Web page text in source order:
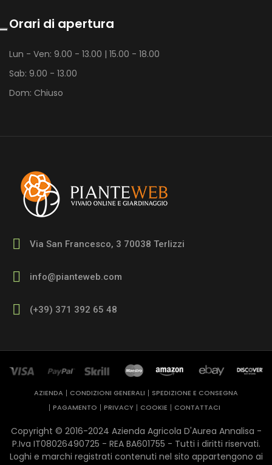
Orari di apertura
Lun - Ven: 9.00 - 13.00 | 15.00 - 18.00
Sab: 9.00 - 13.00
Dom: Chiuso
Via San Francesco, 3 70038 Terlizzi
info@pianteweb.com
(+39) 371 392 65 48
AZIENDA CONDIZIONI GENERALI
SPEDIZIONE E CONSEGNA
PAGAMENTO
PRIVACY COOKIE CONTATTACI
Copyright © 2016-2024 Azienda Agricola D'Aurea Annalisa -
P.Iva IT08026490725 - REA ​BA601755 - Tutti i diritti riservati.
Loghi e marchi registrati contenuti nel sito appartengono ai